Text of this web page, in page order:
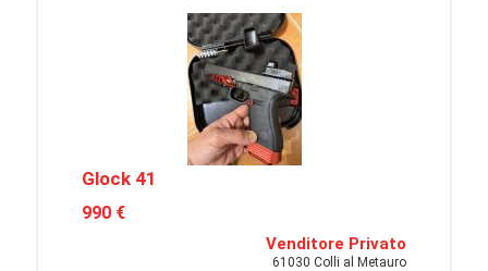
Glock 41
990 €
Venditore Privato
61030 Colli al Metauro